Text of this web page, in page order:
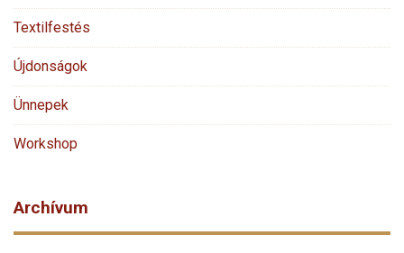
Textilfestés
Újdonságok
Ünnepek
Workshop
Archívum